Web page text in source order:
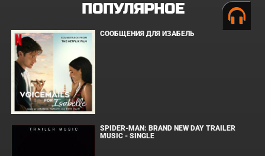
ПОПУЛЯРНОЕ
СООБЩЕНИЯ ДЛЯ ИЗАБЕЛЬ
SPIDER-MAN: BRAND NEW DAY TRAILER
MUSIC - SINGLE